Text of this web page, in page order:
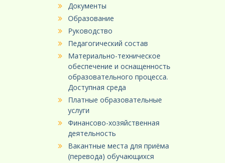
Документы
Образование
Руководство
Педагогический состав
Материально-техническое
обеспечение и оснащенность
образовательного процесса.
Доступная среда
Платные образовательные
услуги
Финансово-хозяйственная
деятельность
Вакантные места для приёма
(перевода) обучающихся